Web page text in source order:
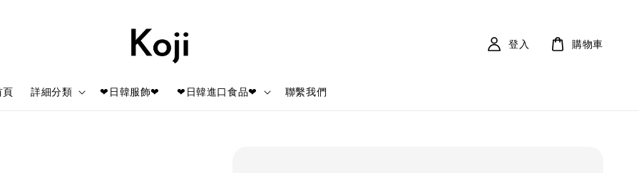
頁 詳細分類 ❤日韓服飾❤ ❤日韓進口食品❤ 聯繫我們
登入 購物車